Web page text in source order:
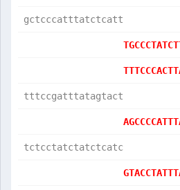
gctcccatttatctcatt
tttccgatttatagtact
tctcctatctatctcatc